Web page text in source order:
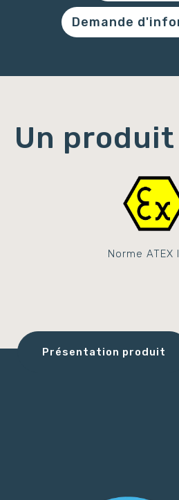
Demande
Un
Norme ATEX
Présentation produit